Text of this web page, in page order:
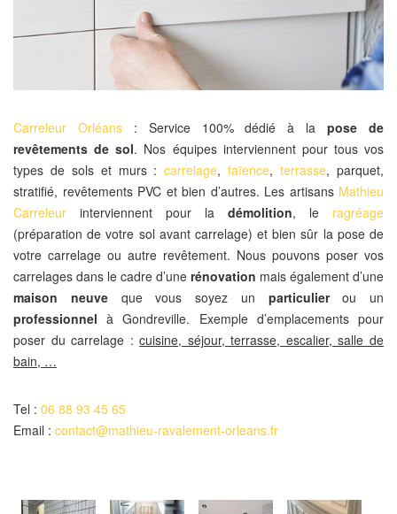
Carreleur Orléans: Service 100% dédié à lapose de
revêtements de sol. Nos équipes interviennent pour tous vos
types de sols et murs :carrelage,faïence,terrasse, parquet,
stratifié, revêtements PVC et bien d’autres. Les artisans Mathieu
Carreleur interviennent pour la démolition, le ragréage
(préparation de votre sol avant carrelage) et bien sûr la pose de
votre carrelage ou autre revêtement. Nous pouvons poser vos
carrelages dans le cadre d’une rénovation mais également d’une
maison neuveque vous soyez un particulierou un
professionnel à Gondreville. Exemple d’emplacements pour
poser du carrelage :cuisine, séjour, terrasse, escalier, salle de
bain, …
Tel : 06 88 93 45 65
Email : contact@mathieu-ravalement-orleans.fr
Veuillez laisser ce champ vide.